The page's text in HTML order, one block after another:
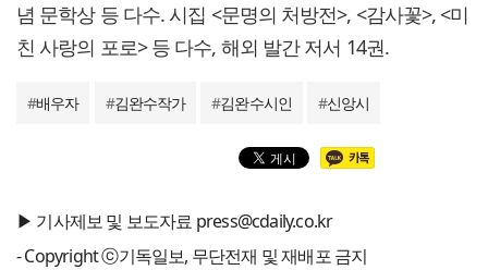
념 문학상 등 다수. 시집 <문명의 처방전>, <감사꽃>, <미
친 사랑의 포로> 등 다수, 해외 발간 저서 14권.
#배우자 #김완수작가 #김완수시인 #신앙시
▶ 기사제보 및 보도자료 press@cdaily.co.kr
- Copyright ⓒ기독일보, 무단전재 및 재배포 금지